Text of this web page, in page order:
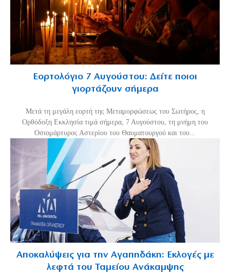
Εορτολόγιο 7 Αυγούστου: Δείτε ποιοι
γιορτάζουν σήμερα
Μετά τη μεγάλη εορτή της Μεταμορφώσεως του Σωτήρος, η
Ορθόδοξη Εκκλησία τιμά σήμερα, 7 Αυγούστου, τη μνήμη του
Οσιομάρτυρος Αστερίου του Θαυματουργού και του...
Αποκαλύψεις για την Αγαπηδάκη: Εκλογές με
λεφτά του Ταμείου Ανάκαμψης